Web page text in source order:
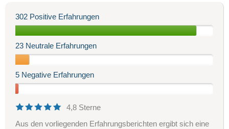
302 Positive Erfahrungen
23 Neutrale Erfahrungen
5 Negative Erfahrungen
4,8 Sterne
Aus den vorliegenden Erfahrungsberichten ergibt sich eine